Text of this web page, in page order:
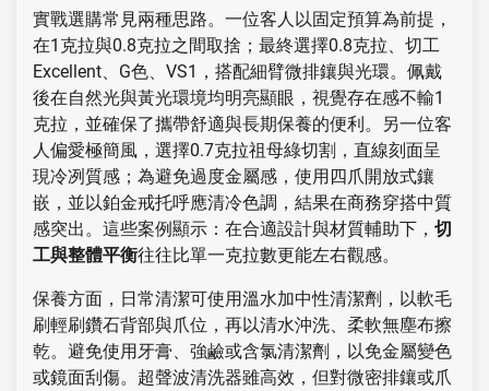
實戰選購常見兩種思路。一位客人以固定預算為前提，
在1克拉與0.8克拉之間取捨；最終選擇0.8克拉、切工
Excellent、G色、VS1，搭配細臂微排鑲與光環。佩戴
後在自然光與黃光環境均明亮顯眼，視覺存在感不輸1
克拉，並確保了攜帶舒適與長期保養的便利。另一位客
人偏愛極簡風，選擇0.7克拉祖母綠切割，直線刻面呈
現冷冽質感；為避免過度金屬感，使用四爪開放式鑲
嵌，並以鉑金戒托呼應清冷色調，結果在商務穿搭中質
感突出。這些案例顯示：在合適設計與材質輔助下， 切
工與整體平衡往往比單一克拉數更能左右觀感。
保養方面，日常清潔可使用溫水加中性清潔劑，以軟毛
刷輕刷鑽石背部與爪位，再以清水沖洗、柔軟無塵布擦
乾。避免使用牙膏、強鹼或含氯清潔劑，以免金屬變色
或鏡面刮傷。超聲波清洗器雖高效，但對微密排鑲或爪